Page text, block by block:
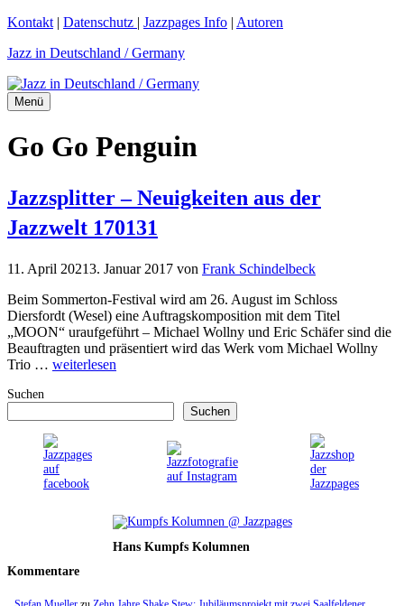
Zum
springen
Kontakt | Datenschutz | Jazzpages Info | Autoren
Jazz in Deutschland / Germany
Menü
Go Go Penguin
Jazzsplitter – Neuigkeiten aus der
Jazzwelt 170131
11. April 20213. Januar 2017 von Frank Schindelbeck
Beim Sommerton-Festival wird am 26. August im Schloss
Diersfordt (Wesel) eine Auftragskomposition mit dem Titel
„MOON“ uraufgeführt – Michael Wollny und Eric Schäfer sind die
Beauftragten und präsentiert wird das Werk vom Michael Wollny
Trio … weiterlesen
Suchen
Suchen
Hans Kumpfs Kolumnen
Kommentare